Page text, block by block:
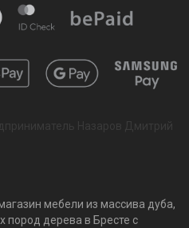
Назаров Дмитрий
мебели из массива дуба,
пород дерева в Бресте с